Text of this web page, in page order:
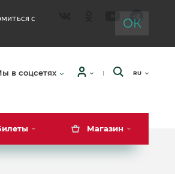
в соцсетях RU
Магазин
с
ОК